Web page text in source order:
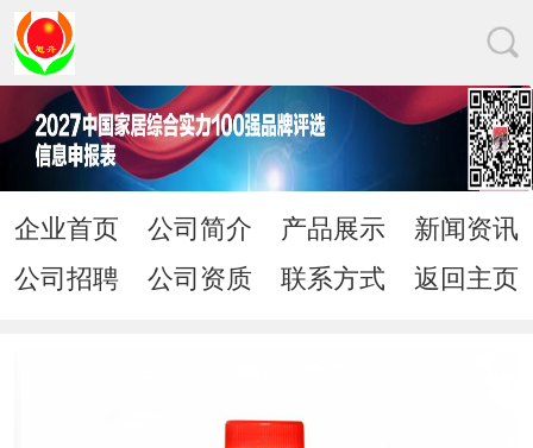
企业首页 公司简介 产品展示
新闻资讯
公司招聘
公司资质 联系方式 返回主页